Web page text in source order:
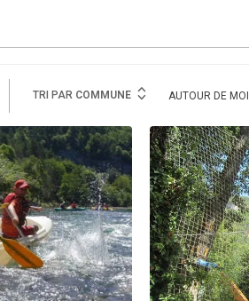
TRI PAR COMMUNE AUTOUR DE MOI